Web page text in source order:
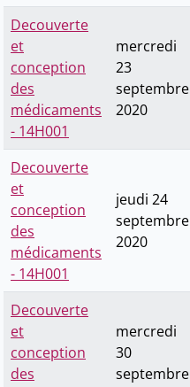
Decouverte
et
conception
des
médicaments
- 14H001
mercredi
23
septembre
2020
Decouverte
et
conception
des
médicaments
- 14H001
jeudi 24
septembre
2020
Decouverte
et
conception
des
mercredi
30
septembre